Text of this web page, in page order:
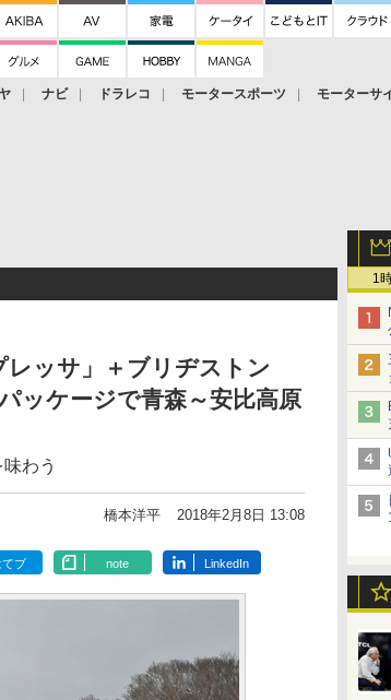
ナビ ドラレコ モータースポーツ モーターサ
1
ッサ」＋ブリヂストン
ッケージで青森～安比高原
わう
橋本洋平 2018年2月8日 13:08
てブ note LinkedIn